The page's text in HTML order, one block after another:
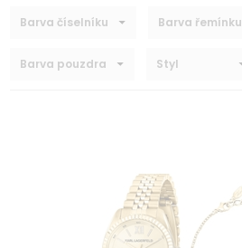
Barva číselníku Barva řemínku
Barva pouzdra Styl